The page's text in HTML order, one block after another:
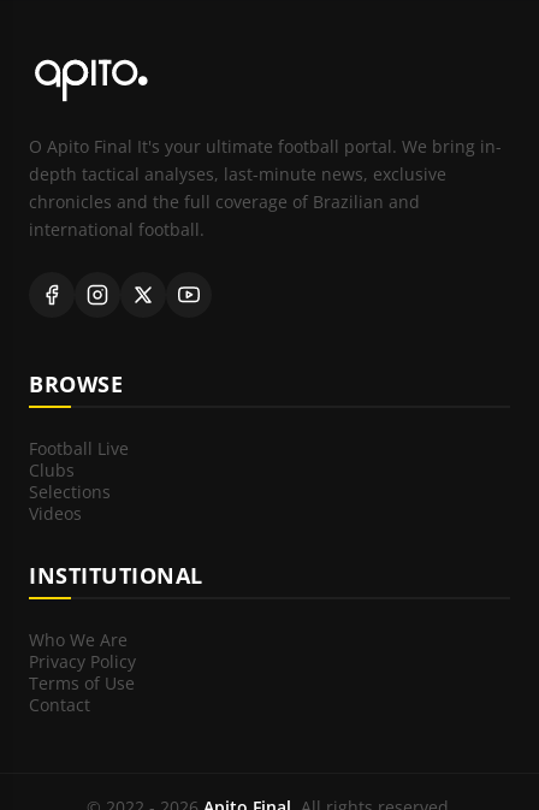
O Apito Final It's your ultimate football portal. We bring in-
depth tactical analyses, last-minute news, exclusive
chronicles and the full coverage of Brazilian and
international football.
BROWSE
Football Live
Clubs
Selections
Videos
INSTITUTIONAL
Who We Are
Privacy Policy
Terms of Use
Contact